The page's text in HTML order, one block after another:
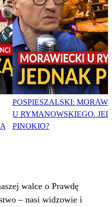
POSPIESZALSKI:
U RYMANOWSKIEGO.
PINOKIO?
walce o Prawdę
– nasi widzowie i